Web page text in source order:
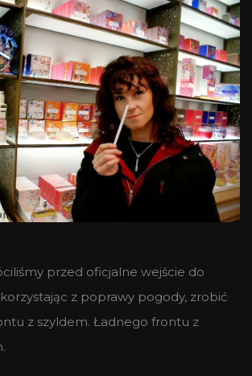
przed oficjalne wejście do
z poprawy pogody, zrobić
z szyldem. Ładnego frontu z